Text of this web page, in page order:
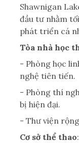
Shawnigan
đầu tư nhằm
phát triển cá
Tòa nhà học
- Phòng học
nghệ tiên tiến.
- Phòng thí
bị hiện đại.
- Thư viện
Cơ sở thể thao: